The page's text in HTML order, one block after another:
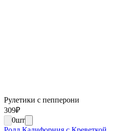
Рулетики с пепперони
309₽
0шт